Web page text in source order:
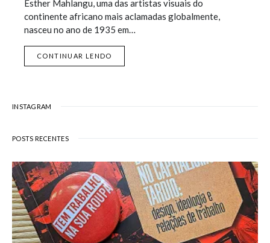
Esther Mahlangu, uma das artistas visuais do
continente africano mais aclamadas globalmente,
nasceu no ano de 1935 em…
CONTINUAR LENDO
INSTAGRAM
POSTS RECENTES